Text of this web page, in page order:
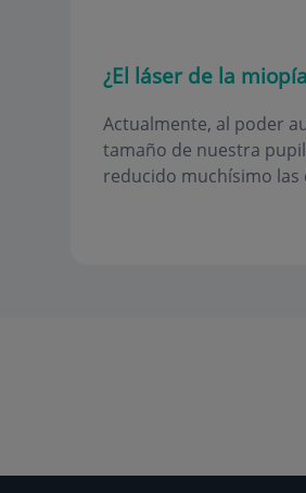
¿El láser de la
Actualmente, al poder
tamaño de nuestra
reducido muchísimo